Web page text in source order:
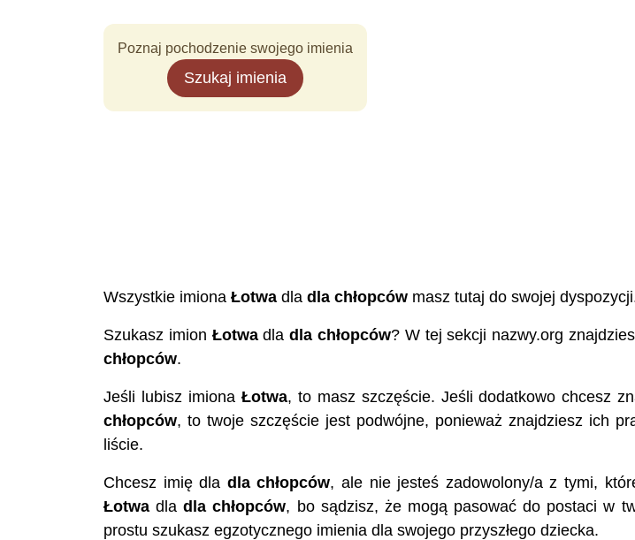
Poznaj pochodzenie swojego imienia
Szukaj imienia
Wszystkie imiona Łotwa dla dla chłopców masz tutaj do swojej
Szukasz imion Łotwadladla chłopców? W tej sekcji nazwy.org
chłopców.
Jeśli lubisz imiona Łotwa, to masz szczęście. Jeśli dodatkowo chcesz
chłopców, to twoje szczęście jest podwójne, ponieważ znajdziesz ich
liście.
Chcesz imię dla dla chłopców, ale nie jesteś zadowolony/a z tymi,
Łotwa dladla chłopców, bo sądzisz, że mogą pasować do postaci w
prostu szukasz egzotycznego imienia dla swojego przyszłego dziecka.